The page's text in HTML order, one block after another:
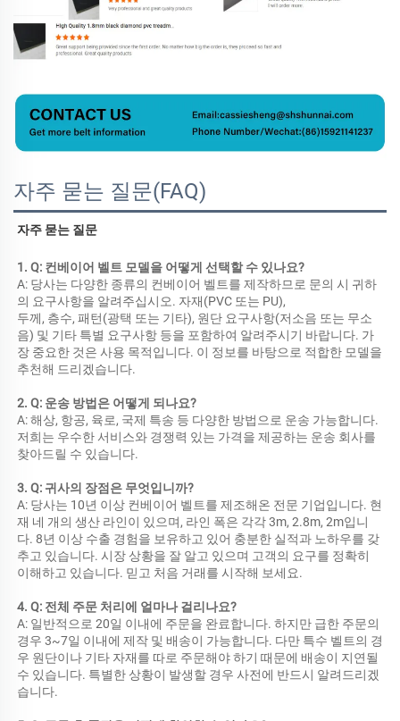
자주 묻는 질문(FAQ)
자주 묻는 질문
1. Q: 컨베이어 벨트 모델을 어떻게 선택할 수 있나요?
A: 당사는 다양한 종류의 컨베이어 벨트를 제작하므로 문의 시 귀하
의 요구사항을 알려주십시오. 자재(PVC 또는 PU),
두께, 층수, 패턴(광택 또는 기타), 원단 요구사항(저소음 또는 무소
음) 및 기타 특별 요구사항 등을 포함하여 알려주시기 바랍니다. 가
장 중요한 것은 사용 목적입니다. 이 정보를 바탕으로 적합한 모델을
추천해 드리겠습니다.
2. Q: 운송 방법은 어떻게 되나요?
A: 해상, 항공, 육로, 국제 특송 등 다양한 방법으로 운송 가능합니다.
저희는 우수한 서비스와 경쟁력 있는 가격을 제공하는 운송 회사를
찾아드릴 수 있습니다.
3. Q: 귀사의 장점은 무엇입니까?
A: 당사는 10년 이상 컨베이어 벨트를 제조해온 전문 기업입니다. 현
재 네 개의 생산 라인이 있으며, 라인 폭은 각각 3m, 2.8m, 2m입니
다. 8년 이상 수출 경험을 보유하고 있어 충분한 실적과 노하우를 갖
추고 있습니다. 시장 상황을 잘 알고 있으며 고객의 요구를 정확히
이해하고 있습니다. 믿고 처음 거래를 시작해 보세요.
4. Q: 전체 주문 처리에 얼마나 걸리나요?
A: 일반적으로 20일 이내에 주문을 완료합니다. 하지만 급한 주문의
경우 3~7일 이내에 제작 및 배송이 가능합니다. 다만 특수 벨트의 경
우 원단이나 기타 자재를 따로 주문해야 하기 때문에 배송이 지연될
수 있습니다. 특별한 상황이 발생할 경우 사전에 반드시 알려드리겠
습니다.